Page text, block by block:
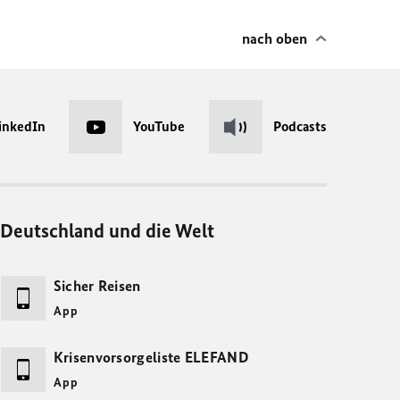
nach oben
YouTube Podcasts
Deutschland und die Welt
Sicher Reisen
App
Krisenvorsorgeliste ELEFAND
App